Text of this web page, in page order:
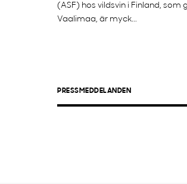
(ASF) hos vildsvin i Finland, som
Vaalimaa, är myck...
PRESSMEDDELANDEN